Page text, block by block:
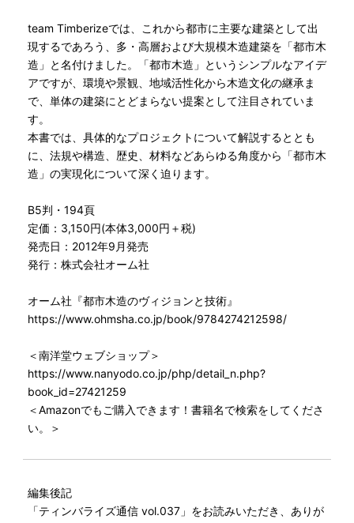
team Timberizeでは、これから都市に主要な建築として出
現するであろう、多・高層および大規模木造建築を「都市木
造」と名付けました。「都市木造」というシンプルなアイデ
アですが、環境や景観、地域活性化から木造文化の継承ま
で、単体の建築にとどまらない提案として注目されていま
す。
本書では、具体的なプロジェクトについて解説するととも
に、法規や構造、歴史、材料などあらゆる角度から「都市木
造」の実現化について深く迫ります。
B5判・194頁
定価：3,150円(本体3,000円＋税)
発売日：2012年9月発売
発行：株式会社オーム社
オーム社『都市木造のヴィジョンと技術』
https://www.ohmsha.co.jp/book/9784274212598/
＜南洋堂ウェブショップ＞
https://www.nanyodo.co.jp/php/detail_n.php?
book_id=27421259
＜Amazonでもご購入できます！書籍名で検索をしてくださ
い。＞
編集後記
「ティンバライズ通信 vol.037」をお読みいただき、ありが